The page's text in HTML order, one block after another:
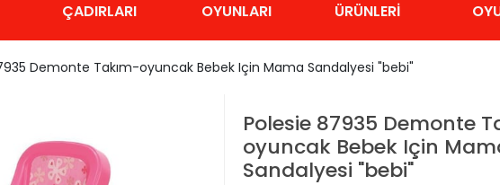
ÇADIRLARI
OYUNLARI
ÜRÜNLERİ
Demonte Takım-oyuncak Bebek Için Mama Sandalyesi "bebi"
Polesie 87935 Demonte
oyuncak Bebek Için
Sandalyesi "bebi"